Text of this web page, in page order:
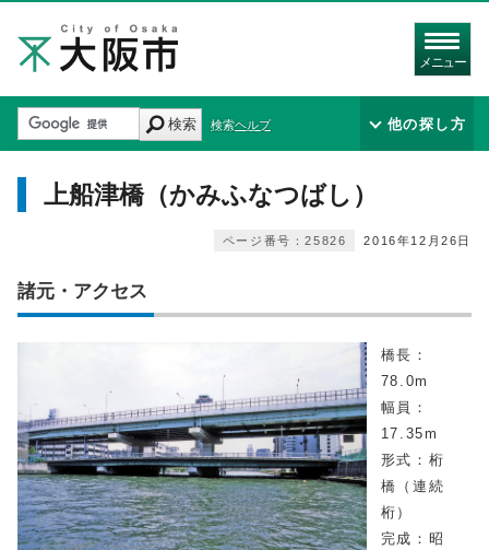
メニュー
検索 検索ヘルプ 他の探し方
上船津橋（かみふなつばし）
2016年12月26日
ページ番号：25826
諸元・アクセス
橋長：
78.0m
幅員：
17.35m
形式：桁
橋（連続
桁）
完成：昭